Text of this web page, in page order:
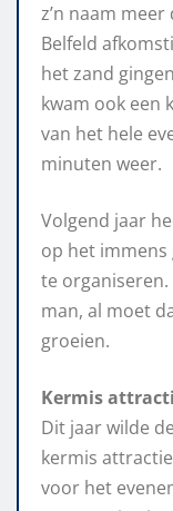
z’n naam
Belfeld
het zand
kwam ook een
van het hele
minuten weer.
Volgend jaar
op het
te
man, al moet
groeien.
Kermis
Dit jaar wilde
kermis
voor het